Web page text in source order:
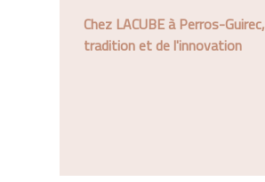
Chez LACUBE à Perros-
tradition et de l'innovation